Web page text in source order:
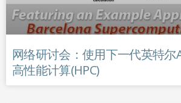
网络研讨会：使用下一代英特尔
高性能计算(HPC)